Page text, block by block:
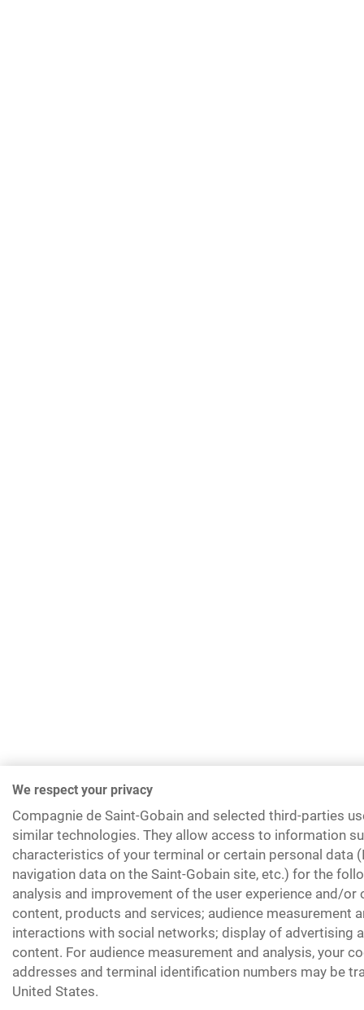
We respect your privacy
Compagnie de Saint-Gobain and selected third-parties
similar technologies. They allow access to information
characteristics of your terminal or certain personal data
navigation data on the Saint-Gobain site, etc.) for the
analysis and improvement of the user experience and/or
content, products and services; audience measurement
interactions with social networks; display of advertising
content. For audience measurement and analysis, your
addresses and terminal identification numbers may be
United States.